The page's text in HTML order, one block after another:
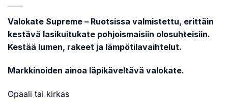
Valokate Supreme – Ruotsissa valmistettu, erittäin
kestävä lasikuitukate pohjoismaisiin olosuhteisiin.
Kestää lumen, rakeet ja lämpötilavaihtelut.
Markkinoiden ainoa läpikäveltävä valokate.
Opaali tai kirkas